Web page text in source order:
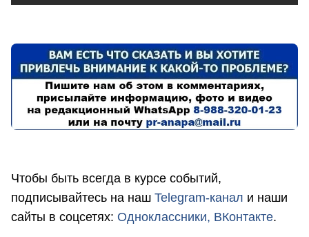
Чтобы быть всегда в курсе событий,
подписывайтесь на наш Telegram-канал и наши
сайты в соцсетях: Одноклассники, ВКонтакте.